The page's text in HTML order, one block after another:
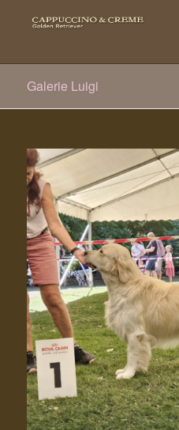
Galerie Luigi